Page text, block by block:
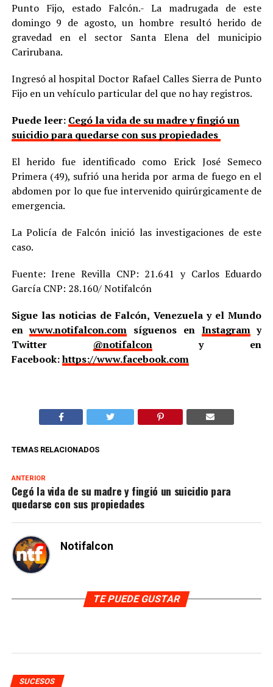
Punto Fijo, estado Falcón.- La madrugada de este
domingo 9 de agosto, un hombre resultó herido de
gravedad en el sector Santa Elena del municipio
Carirubana.
Ingresó al hospital Doctor Rafael Calles Sierra de Punto
Fijo en un vehículo particular del que no hay registros.
Puede leer: Cegó la vida de su madre y fingió un
suicidio para quedarse con sus propiedades
El herido fue identificado como Erick José Semeco
Primera (49), sufrió una herida por arma de fuego en el
abdomen por lo que fue intervenido quirúrgicamente de
emergencia.
La Policía de Falcón inició las investigaciones de este
caso.
Fuente: Irene Revilla CNP: 21.641 y Carlos Eduardo
García CNP: 28.160/ Notifalcón
Sigue las noticias de Falcón, Venezuela y el Mundo
enwww.notifalcon.com síguenos en Instagramy
Twitter @notifalcony en
Facebook:https://www.facebook.com
TEMAS RELACIONADOS
ANTERIOR
Cegó la vida de su madre y fingió un suicidio para
quedarse con sus propiedades
Notifalcon
TE PUEDE GUSTAR
SUCESOS